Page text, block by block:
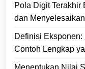
Pola Digit Terakhir
dan
Definisi Eksponen:
Contoh Lengkap
Menentukan Nilai